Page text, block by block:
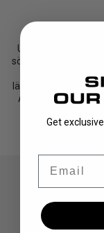
UNIHOC erbjuder
söker efter den
lättviktsknoppar i
Anpassa din
Get